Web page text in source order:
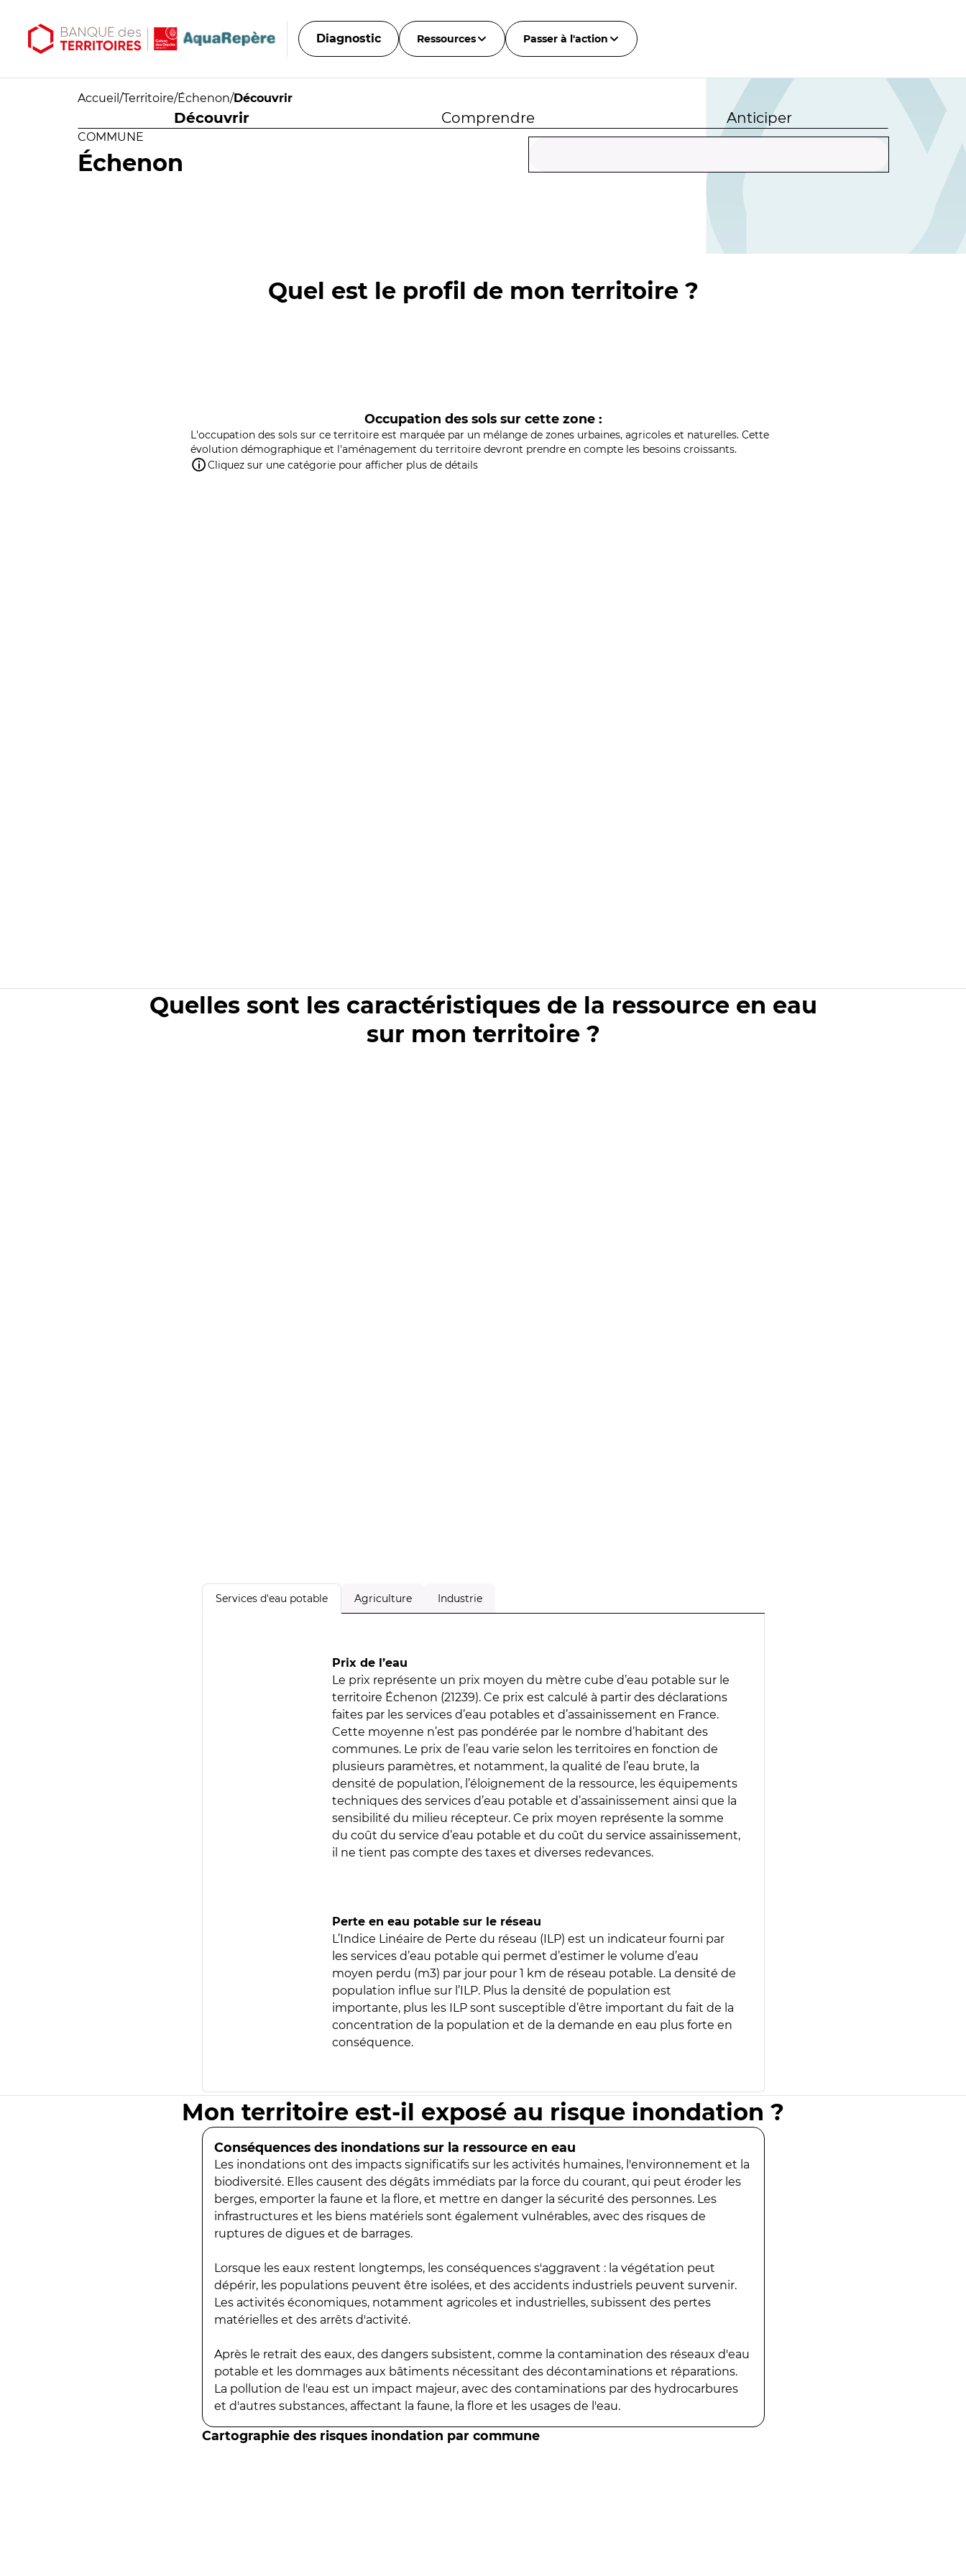
Diagnostic Ressources Passer à l'action
Accueil /Territoire/Échenon/Découvrir
Découvrir Comprendre Anticiper
COMMUNE
Échenon
Quel est le profil de mon territoire ?
Occupation des sols sur cette zone :
L'occupation des sols sur ce territoire est marquée par un mélange de zones urbaines, agricoles et naturelles. Cette
évolution démographique et l'aménagement du territoire devront prendre en compte les besoins croissants.
Cliquez sur une catégorie pour afficher plus de détails
Quelles sont les caractéristiques de la ressource en eau
sur mon territoire ?
Services d'eau potable Agriculture Industrie
Prix de l’eau
Le prix représente un prix moyen du mètre cube d’eau potable sur le
territoire Échenon (21239). Ce prix est calculé à partir des déclarations
faites par les services d’eau potables et d’assainissement en France.
Cette moyenne n’est pas pondérée par le nombre d’habitant des
communes. Le prix de l’eau varie selon les territoires en fonction de
plusieurs paramètres, et notamment, la qualité de l’eau brute, la
densité de population, l’éloignement de la ressource, les équipements
techniques des services d’eau potable et d’assainissement ainsi que la
sensibilité du milieu récepteur. Ce prix moyen représente la somme
du coût du service d’eau potable et du coût du service assainissement,
il ne tient pas compte des taxes et diverses redevances.
Perte en eau potable sur le réseau
L’Indice Linéaire de Perte du réseau (ILP) est un indicateur fourni par
les services d’eau potable qui permet d’estimer le volume d’eau
moyen perdu (m3) par jour pour 1 km de réseau potable. La densité de
population influe sur l’ILP. Plus la densité de population est
importante, plus les ILP sont susceptible d’être important du fait de la
concentration de la population et de la demande en eau plus forte en
conséquence.
Mon territoire est-il exposé au risque inondation ?
Conséquences des inondations sur la ressource en eau
Les inondations ont des impacts significatifs sur les activités humaines, l'environnement et la
biodiversité. Elles causent des dégâts immédiats par la force du courant, qui peut éroder les
berges, emporter la faune et la flore, et mettre en danger la sécurité des personnes. Les
infrastructures et les biens matériels sont également vulnérables, avec des risques de
ruptures de digues et de barrages.
Lorsque les eaux restent longtemps, les conséquences s'aggravent : la végétation peut
dépérir, les populations peuvent être isolées, et des accidents industriels peuvent survenir.
Les activités économiques, notamment agricoles et industrielles, subissent des pertes
matérielles et des arrêts d'activité.
Après le retrait des eaux, des dangers subsistent, comme la contamination des réseaux d'eau
potable et les dommages aux bâtiments nécessitant des décontaminations et réparations.
La pollution de l'eau est un impact majeur, avec des contaminations par des hydrocarbures
et d'autres substances, affectant la faune, la flore et les usages de l'eau.
Cartographie des risques inondation par commune